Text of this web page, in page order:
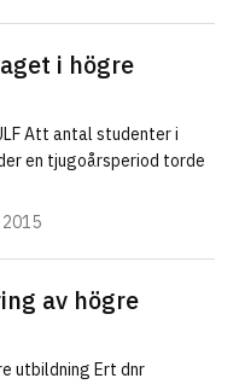
i högre
Att antal studenter i
en tjugoårsperiod torde
av högre
utbildning Ert dnr